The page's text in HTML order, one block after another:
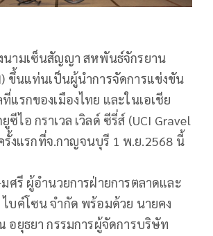
นามเซ็นสัญญา สหพันธ์จักรยาน
ขึ้นแท่นเป็นผู้นำการจัดการแข่งขัน
แรกของเมืองไทย และในเอเชีย
ซีไอ กราเวล เวิลด์ ซีรี่ส์ (UCI Gravel
รั้งแรกที่จ.กาญจนบุรี 1 พ.ย.2568 นี้
ศรี ผู้อำนวยการฝ่ายการตลาดและ
บค์โซน จำกัด พร้อมด้วย นายคง
อยุธยา กรรมการผู้จัดการบริษัท